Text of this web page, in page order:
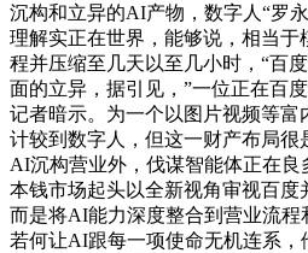
沉构和立异的AI产物，数字人“罗
理解实正在世界，能够说，相当于
程并压缩至几天以至几小时，“百
面的立异，据引见，”一位正在百
记者暗示。为一个以图片视频等
计较到数字人，但这一财产布局很
AI沉构营业外，伐谋智能体正在良
本钱市场起头以全新视角审视百度
而是将AI能力深度整合到营业流
若何让AI跟每一项使命无机连系，